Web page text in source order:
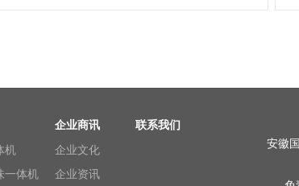
机
一体机
企业商讯
企业文化
企业资讯
联系我们
安徽